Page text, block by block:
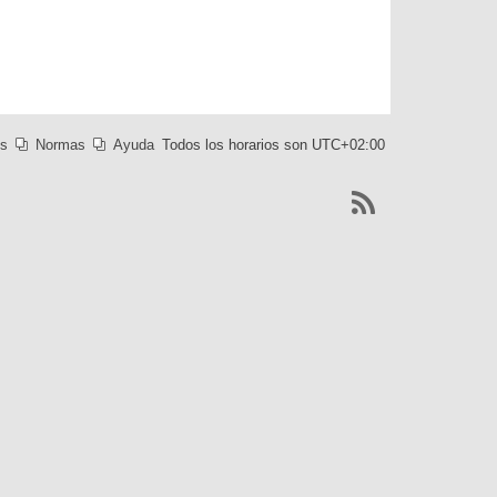
Todos los horarios son UTC+02:00
Ayuda
Normas